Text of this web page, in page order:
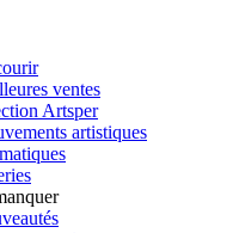
ventes
Artsper
artistiques